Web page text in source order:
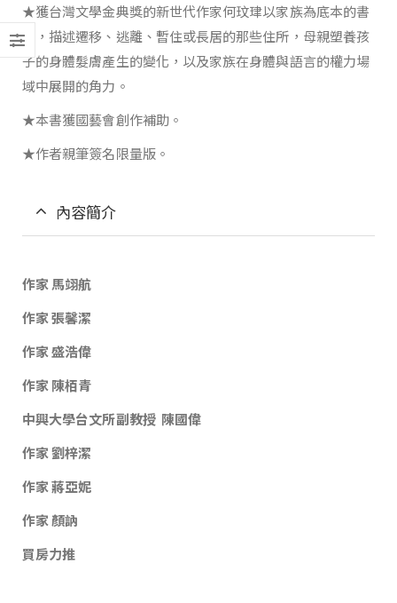
★獲台灣文學金典獎的新世代作家何玟珒以家族為底本的書
寫，描述遷移、逃離、暫住或長居的那些住所，母親塑養孩
子的身體髮膚產生的變化，以及家族在身體與語言的權力場
域中展開的角力。
★本書獲國藝會創作補助。
★作者親筆簽名限量版。
內容簡介
作家 馬翊航
作家 張馨潔
作家 盛浩偉
作家 陳栢青
中興大學台文所副教授 陳國偉
作家 劉梓潔
作家 蔣亞妮
作家 顏訥
買房力推